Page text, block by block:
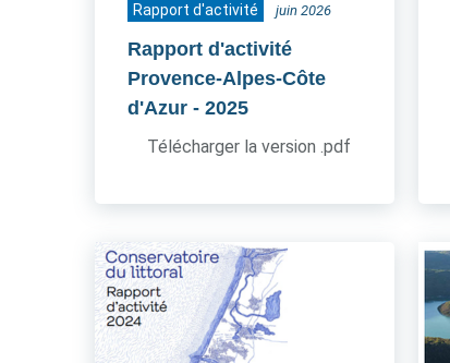
Rapport d'activité juin 2026
Rapport d'activité
Provence-Alpes-Côte
d'Azur - 2025
Télécharger la version .pdf